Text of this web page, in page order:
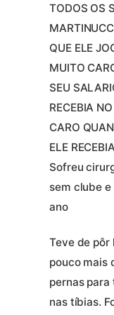
TODOS OS
QUE ELE
MUITO
SEU
RECEBIA
CARO
ELE
Sofreu
sem clube
ano
Teve de
pouco mais
pernas
nas tíbias.